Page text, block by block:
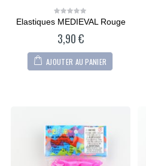
0
of
Elastiques MEDIEVAL Rouge
3,90€
AJOUTER AU PANIER